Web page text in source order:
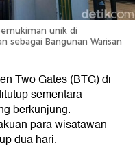
unik di
sebagai Bangunan Warisan
Two Gates (BTG) di
sementara
berkunjung.
para wisatawan
dua hari.